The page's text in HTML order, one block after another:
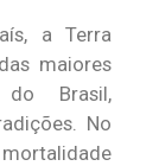
a Terra
maiores
do Brasil,
No